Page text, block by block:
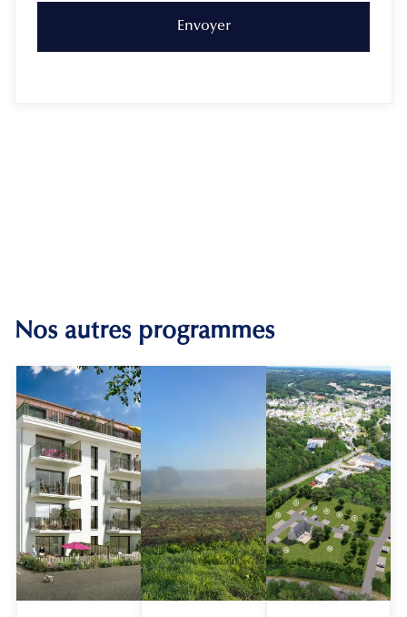
Nos autres programmes